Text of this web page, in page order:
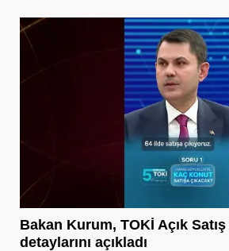
Bakan Kurum, TOKİ Açık Satış
detaylarını açıkladı